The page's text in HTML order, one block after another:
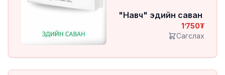
"Навч" эдийн саван
1’750
Сагслах